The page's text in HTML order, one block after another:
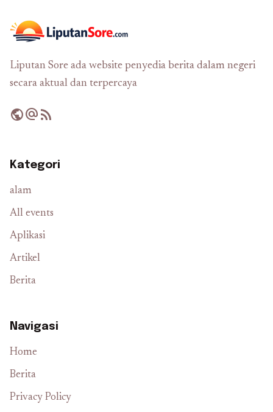
Liputan Sore ada website penyedia berita dalam negeri
secara aktual dan terpercaya
publicalternate_emailrss_feed
Kategori
alam
All events
Aplikasi
Artikel
Berita
Navigasi
Home
Berita
Privacy Policy